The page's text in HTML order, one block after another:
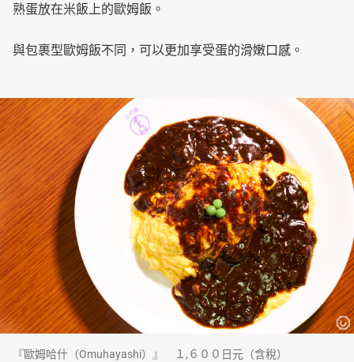
熟蛋放在米飯上的歐姆飯。
與包裹型歐姆飯不同，可以更加享受蛋的滑嫩口感。
『歐姆哈什（Omuhayashi）』 １,６００日元（含稅）